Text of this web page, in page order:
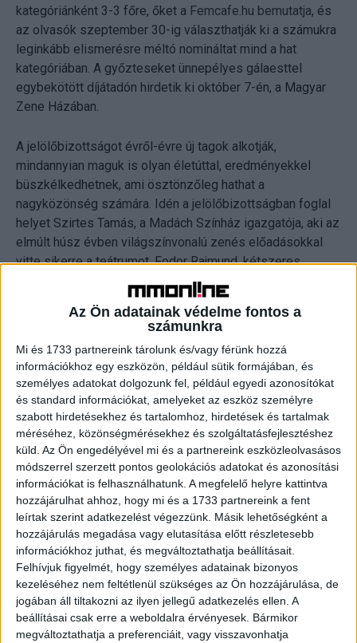
Az Ön adatainak védelme fontos a
számunkra
Mi és 1733 partnereink tárolunk és/vagy férünk hozzá
információkhoz egy eszközön, például sütik formájában, és
személyes adatokat dolgozunk fel, például egyedi azonosítókat
és standard információkat, amelyeket az eszköz személyre
szabott hirdetésekhez és tartalomhoz, hirdetések és tartalmak
méréséhez, közönségmérésekhez és szolgáltatásfejlesztéshez
küld. Az Ön engedélyével mi és a partnereink eszközleolvasásos
módszerrel szerzett pontos geolokációs adatokat és azonosítási
információkat is felhasználhatunk. A megfelelő helyre kattintva
hozzájárulhat ahhoz, hogy mi és a 1733 partnereink a fent
leírtak szerint adatkezelést végezzünk. Másik lehetőségként a
hozzájárulás megadása vagy elutasítása előtt részletesebb
információkhoz juthat, és megváltoztathatja beállításait.
Felhívjuk figyelmét, hogy személyes adatainak bizonyos
kezeléséhez nem feltétlenül szükséges az Ön hozzájárulása, de
jogában áll tiltakozni az ilyen jellegű adatkezelés ellen. A
beállításai csak erre a weboldalra érvényesek. Bármikor
megváltoztathatja a preferenciáit, vagy visszavonhatja
kategóriánként 3-3 főre, őket a Femcafe.hu bemutatja, és
az olvasók szeptember 30-ig választhatják ki a számukra
leginkább elismerésre méltó nomináltat mind a hat
kategóriában. A győzteseket ünnepélyes gálaesttel
egybekötött díjátadón hirdetik ki október 7-én, a Magyar
Zene Házában.
A jelölőbizottságot évről-évre új tagok alkotják,
mindannyian maguk is olyan életúttal, eredményekkel
büszkélkedhetnek, ami ösztönzőleg hathat a
nagyközönség számára. Idén a jelölőbizottságban foglal
helyet Szirtes Tamás, a Madách Színház igazgatója, aki az
elmúlt húsz évben világszínvonalú zenés előadásokkal
vitte sikerre a teátrumot, Fodor Rajmund, kétszeres
olimpiai bajnok vízilabdázó, Lékai-Kiss Ramóna, a TV2
műsorvezetője, Sváby András, az ATV műsorvezetője,
valamint Sajószegi Veronika főszerkesztő, a Femcafe.hu
A szavazás szeptember 9-én elindult. A díjak átadására
október 7-én, az Inspiráló Nők Estjén kerül sor, ahol
nagyszabású gálaesten hirdetik ki és ünneplik meg a
nyerteseket. Az eseményről tévéfelvétel is készül, amit a
TV2 Csoport tűz műsorára. Az est műsorvezetői Nagy
Réka és Gönczi Gábor lesznek.
Kategóriák
1. A LEGINSPIRÁLÓBB DESIGNER 2024
2. A LEGINSPIRÁLÓBB GASZTRONÓMIAI TELJESÍTMÉNY
2024